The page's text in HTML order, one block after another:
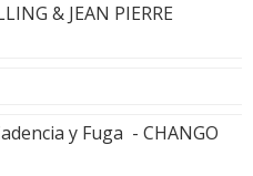
& JEAN PIERRE
y Fuga - CHANGO